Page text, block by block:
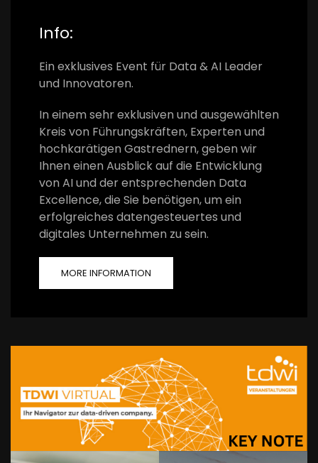
Info:
Ein exklusives Event für Data & AI Leader
und Innovatoren.
In einem sehr exklusiven und ausgewählten
Kreis von Führungskräften, Experten und
hochkarätigen Gastrednern, geben wir
Ihnen einen Ausblick auf die Entwicklung
von AI und der entsprechenden Data
Excellence, die Sie benötigen, um ein
erfolgreiches datengesteuertes und
digitales Unternehmen zu sein.
MORE INFORMATION